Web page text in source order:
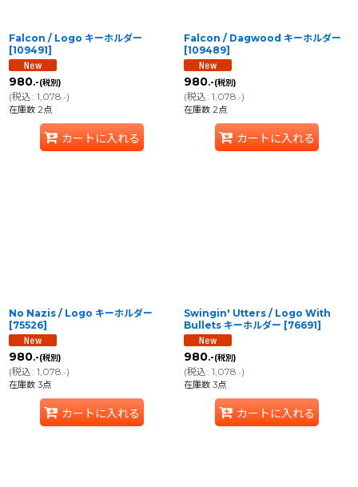
Falcon / Logo キーホルダー
[109491]
980.-(税別)
(税込: 1,078.-)
在庫数 2点
カートに入れる
Falcon / Dagwood キーホルダー
[109489]
980.-(税別)
(税込: 1,078.-)
在庫数 2点
カートに入れる
No Nazis / Logo キーホルダー
[75526]
980.-(税別)
(税込: 1,078.-)
在庫数 3点
カートに入れる
Swingin' Utters / Logo With
Bullets キーホルダー [76691]
980.-(税別)
(税込: 1,078.-)
在庫数 3点
カートに入れる